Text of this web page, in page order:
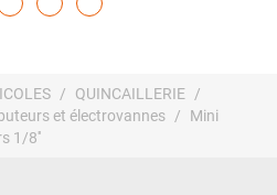
QUINCAILLERIE
et électrovannes
Mini
1/8''